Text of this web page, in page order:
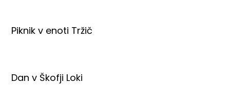
Piknik v enoti Tržič
Dan v Škofji Loki